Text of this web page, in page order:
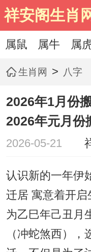
祥安阁生肖
属鼠 属牛 属
生肖网 > 八字
2026年1月份
2026年元月份
2026-05-21
认识新的一年伊
迁居 寓意着开启
为乙巳年己丑月
（冲蛇煞西）